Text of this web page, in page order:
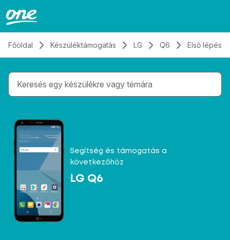
Főoldal Készüléktámogatás LG Q6 Első lépések
Gépelés közben megjelennek a keresési
Segítség és támogatás a
következőhöz
LG Q6